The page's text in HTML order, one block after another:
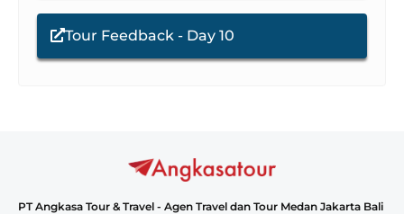
Tour Feedback - Day 10
PT Angkasa Tour & Travel - Agen Travel dan Tour Medan Jakarta Bali